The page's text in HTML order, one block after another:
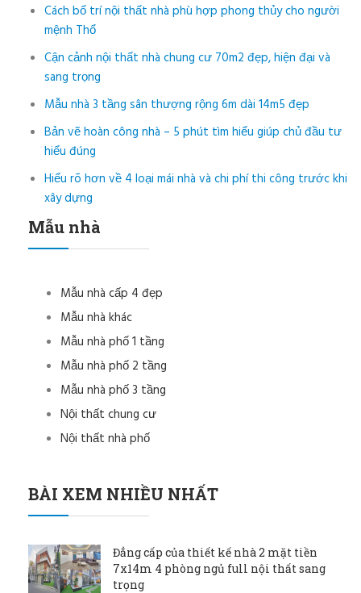
Cách bố trí nội thất nhà phù hợp phong thủy cho người
mệnh Thổ
Cận cảnh nội thất nhà chung cư 70m2 đẹp, hiện đại và
sang trọng
Mẫu nhà 3 tầng sân thượng rộng 6m dài 14m5 đẹp
Bản vẽ hoàn công nhà – 5 phút tìm hiểu giúp chủ đầu tư
hiểu đúng
Hiểu rõ hơn về 4 loại mái nhà và chi phí thi công trước khi
xây dựng
Mẫu nhà
Mẫu nhà cấp 4 đẹp
Mẫu nhà khác
Mẫu nhà phố 1 tầng
Mẫu nhà phố 2 tầng
Mẫu nhà phố 3 tầng
Nội thất chung cư
Nội thất nhà phố
BÀI XEM NHIỀU NHẤT
Đẳng cấp của thiết kế nhà 2 mặt tiền
7x14m 4 phòng ngủ full nội thất sang
trọng